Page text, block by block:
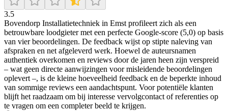
3.5
Bovendorp Installatietechniek in Emst profileert zich als een
betrouwbare loodgieter met een perfecte Google-score (5,0) op basis
van vier beoordelingen. De feedback wijst op stipte naleving van
afspraken en net afgeleverd werk. Hoewel de auteursnamen
authentiek overkomen en reviews door de jaren heen zijn verspreid
– wat geen directe aanwijzingen voor misleidende beoordelingen
oplevert –, is de kleine hoeveelheid feedback en de beperkte inhoud
van sommige reviews een aandachtspunt. Voor potentiële klanten
blijft het raadzaam om bij interesse vervolgcontact of referenties op
te vragen om een completer beeld te krijgen.